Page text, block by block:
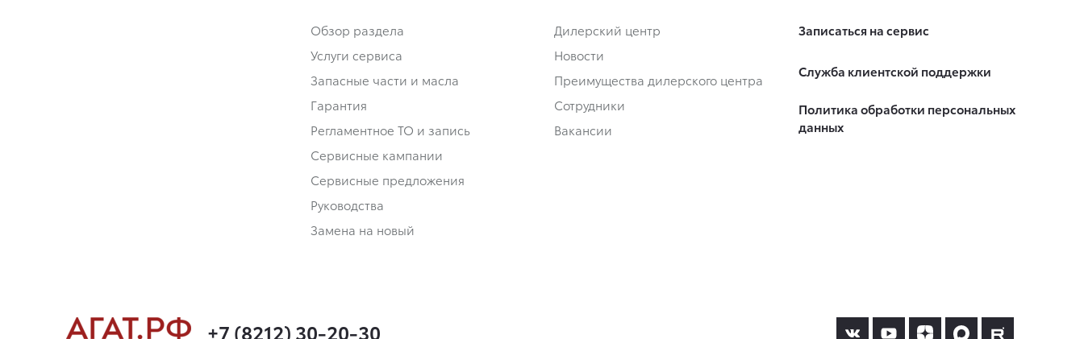
Обзор раздела
Услуги сервиса
Запасные части и масла
Гарантия
Регламентное ТО и запись
Сервисные кампании
Сервисные предложения
Руководства
Замена на новый
Дилерский центр
Новости
Преимущества дилерского центра
Сотрудники
Вакансии
Записаться на сервис
Служба клиентской поддержки
Политика обработки персональных
данных
+7 (8212) 30-20-30